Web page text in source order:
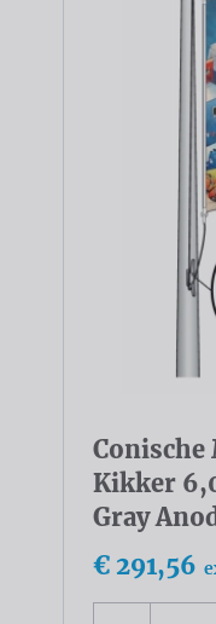
Conische
Kikker
Gray
€ 291,56